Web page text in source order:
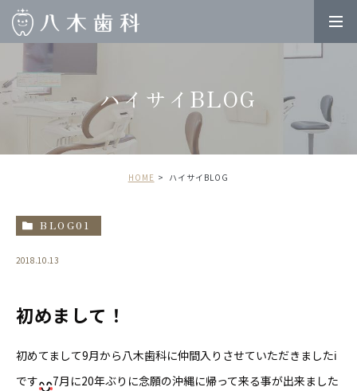
ハイサイBLOG
HOME ハイサイBLOG
BLOG01
2018.10.13
初めまして！
初めてまして9月から八木歯科に仲間入りさせていただきましたℹ︎
です
7月に20年ぶりに念願の沖縄に帰って来る事が出来ました